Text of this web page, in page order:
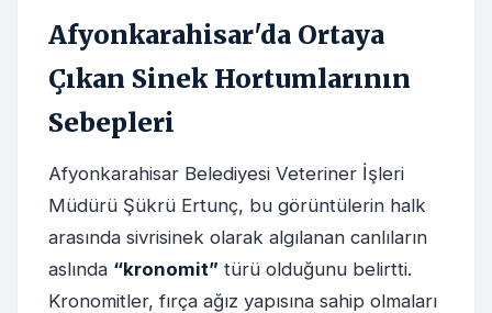
Afyonkarahisar'da Ortaya
Çıkan Sinek Hortumlarının
Sebepleri
Afyonkarahisar Belediyesi Veteriner İşleri
Müdürü Şükrü Ertunç, bu görüntülerin halk
arasında sivrisinek olarak algılanan canlıların
aslında “kronomit” türü olduğunu belirtti.
Kronomitler, fırça ağız yapısına sahip olmaları